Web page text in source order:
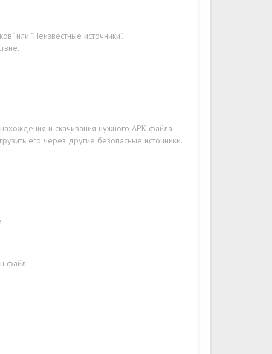
или "Неизвестные источники".
и скачивания нужного APK-файла.
его через другие безопасные источники.
файл.